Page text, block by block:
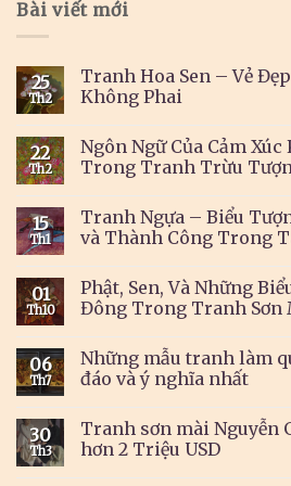
Bài viết mới
25
Th2
Tranh Hoa Sen – Vẻ
Không Phai
22
Th2
Ngôn Ngữ Của Cảm
Trong Tranh Trừu
15
Th1
Tranh Ngựa – Biểu
và Thành Công Trong
01
Th10
Phật, Sen, Và Những
Đông Trong Tranh Sơn
06
Th7
Những mẫu tranh làm
đáo và ý nghĩa nhất
30
Th3
Tranh sơn mài Nguyễn
hơn 2 Triệu USD